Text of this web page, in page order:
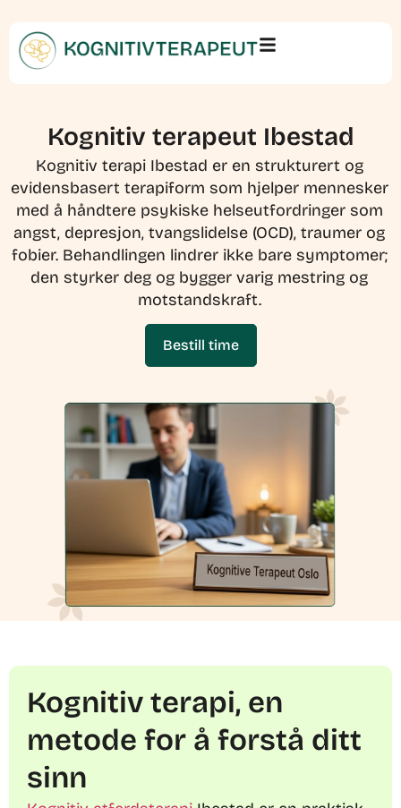
Kognitiv terapeut Ibestad
Kognitiv terapi Ibestad er en strukturert og
evidensbasert terapiform som hjelper mennesker
med å håndtere psykiske helseutfordringer som
angst, depresjon, tvangslidelse (OCD), traumer og
fobier. Behandlingen lindrer ikke bare symptomer;
den styrker deg og bygger varig mestring og
motstandskraft.
Bestill time
Kognitiv terapi, en
metode for å forstå ditt
sinn